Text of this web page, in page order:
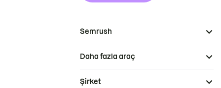
Semrush
Daha fazla araç
Şirket